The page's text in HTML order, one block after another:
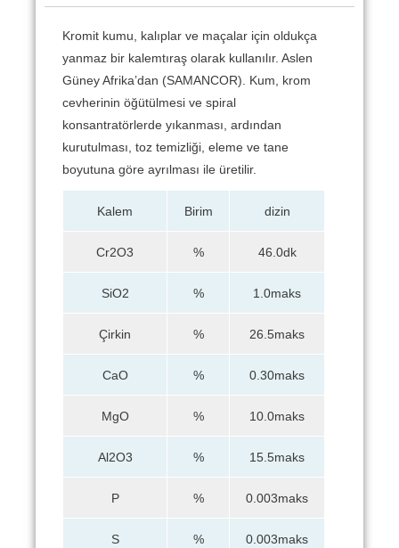
Kromit kumu, kalıplar ve maçalar için oldukça
yanmaz bir kalemtıraş olarak kullanılır. Aslen
Güney Afrika’dan (SAMANCOR).
Kum, krom
cevherinin öğütülmesi ve spiral
konsantratörlerde yıkanması, ardından
kurutulması, toz temizliği, eleme ve tane
boyutuna göre ayrılması ile üretilir.
Kalem Birim dizin
Cr2O3 % 46.0dk
SiO2 % 1.0maks
Çirkin % 26.5maks
CaO % 0.30maks
MgO % 10.0maks
Al2O3 % 15.5maks
P % 0.003maks
S % 0.003maks